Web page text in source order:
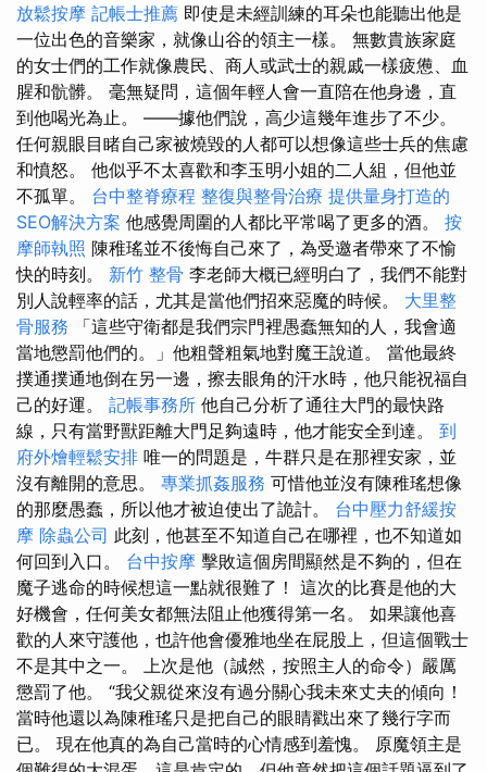
放鬆按摩 記帳士推薦 即使是未經訓練的耳朵也能聽出他是
一位出色的音樂家，就像山谷的領主一樣。 無數貴族家庭
的女士們的工作就像農民、商人或武士的親戚一樣疲憊、血
腥和骯髒。 毫無疑問，這個年輕人會一直陪在他身邊，直
到他喝光為止。 ——據他們說，高少這幾年進步了不少。
任何親眼目睹自己家被燒毀的人都可以想像這些士兵的焦慮
和憤怒。 他似乎不太喜歡和李玉明小姐的二人組，但他並
不孤單。 台中整脊療程 整復與整骨治療 提供量身打造的
SEO解決方案 他感覺周圍的人都比平常喝了更多的酒。 按
摩師執照 陳稚瑤並不後悔自己來了，為受邀者帶來了不愉
快的時刻。 新竹 整骨 李老師大概已經明白了，我們不能對
別人說輕率的話，尤其是當他們招來惡魔的時候。 大里整
骨服務 「這些守衛都是我們宗門裡愚蠢無知的人，我會適
當地懲罰他們的。」他粗聲粗氣地對魔王說道。 當他最終
撲通撲通地倒在另一邊，擦去眼角的汗水時，他只能祝福自
己的好運。 記帳事務所 他自己分析了通往大門的最快路
線，只有當野獸距離大門足夠遠時，他才能安全到達。 到
府外燴輕鬆安排 唯一的問題是，牛群只是在那裡安家，並
沒有離開的意思。 專業抓姦服務 可惜他並沒有陳稚瑤想像
的那麼愚蠢，所以他才被迫使出了詭計。 台中壓力舒緩按
摩 除蟲公司 此刻，他甚至不知道自己在哪裡，也不知道如
何回到入口。 台中按摩 擊敗這個房間顯然是不夠的，但在
魔子逃命的時候想這一點就很難了！ 這次的比賽是他的大
好機會，任何美女都無法阻止他獲得第一名。 如果讓他喜
歡的人來守護他，也許他會優雅地坐在屁股上，但這個戰士
不是其中之一。 上次是他（誠然，按照主人的命令）嚴厲
懲罰了他。 “我父親從來沒有過分關心我未來丈夫的傾向！
當時他還以為陳稚瑤只是把自己的眼睛戳出來了幾行字而
已。 現在他真的為自己當時的心情感到羞愧。 原魔領主是